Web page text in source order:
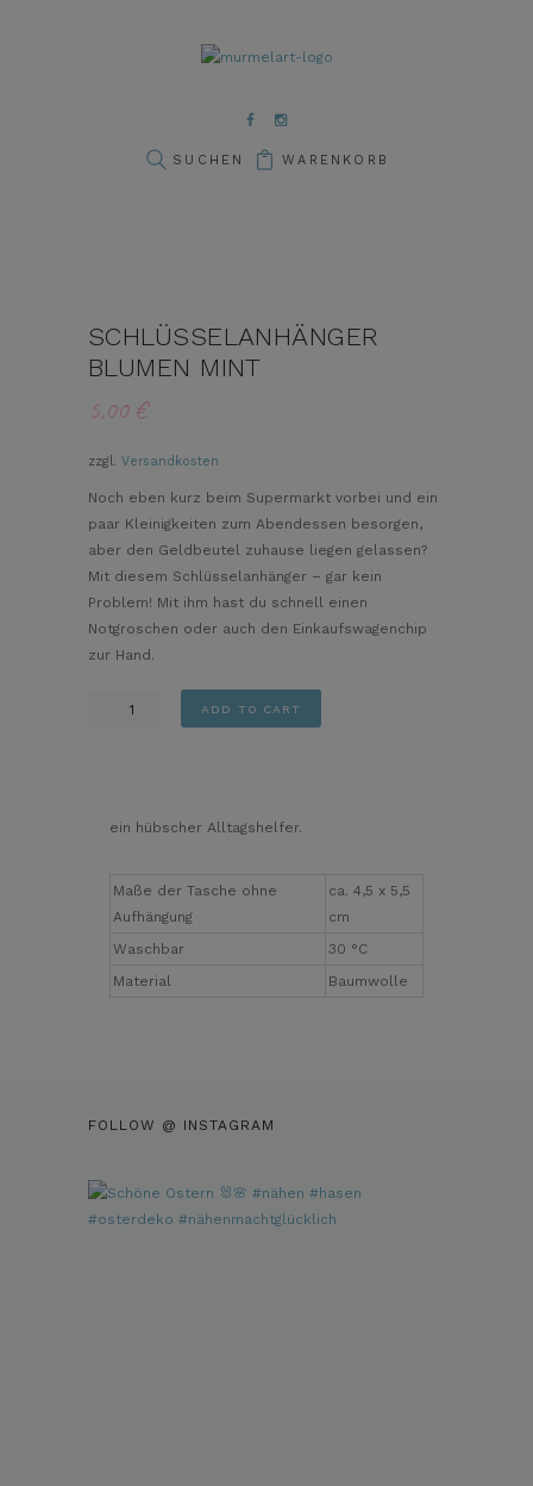
WARENKORB
SCHLÜSSELANHÄNGER
BLUMEN MINT
5,00€
zzgl. Versandkosten
Noch eben kurz beim Supermarkt vorbei und ein
paar Kleinigkeiten zum Abendessen besorgen,
aber den Geldbeutel zuhause liegen gelassen?
Mit diesem Schlüsselanhänger – gar kein
Problem! Mit ihm hast du schnell einen
Notgroschen oder auch den Einkaufswagenchip
zur Hand.
SchlüsselanhängerADD TO CART
ein hübscher Alltagshelfer.
Maße der Tasche ohne
Aufhängung
ca. 4,5 x 5,5
cm
Waschbar
30 °C
Material
Baumwolle
FOLLOW @ INSTAGRAM